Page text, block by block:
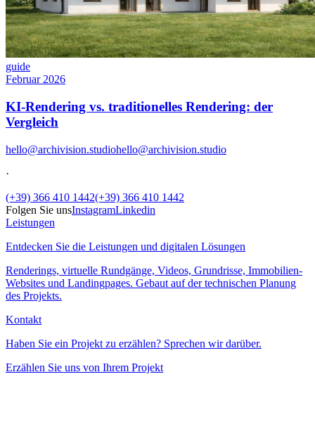
guide
Februar 2026
KI-Rendering vs. traditionelles Rendering: der
Vergleich
hello@archivision.studiohello@archivision.studio
·
(+39) 366 410 1442(+39) 366 410 1442
Folgen Sie unsInstagramLinkedin
Leistungen
Entdecken Sie die Leistungen und digitalen Lösungen
Renderings, virtuelle Rundgänge, Videos, Grundrisse, Immobilien-
Websites und Landingpages. Gebaut auf der technischen Planung
des Projekts.
Kontakt
Haben Sie ein Projekt zu erzählen? Sprechen wir darüber.
Erzählen Sie uns von Ihrem Projekt